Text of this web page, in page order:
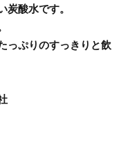
炭酸水です。
っぷりのすっきりと飲